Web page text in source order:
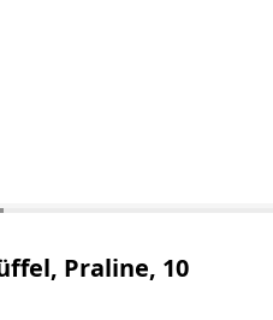
Praline, 10